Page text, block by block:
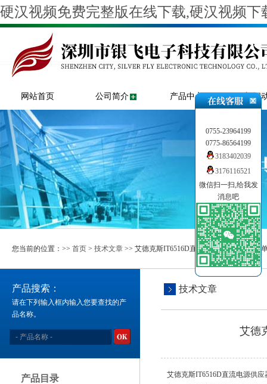
硬汉视频免费完整版在线下载,硬汉视频
网站首页 公司简介 产品中心 新闻
您当前的位置：>> 首页 > 技术文章 >> 艾德克斯IT6516D直流电源供应器系统菜
产品搜索：
请在下列输入框内输入您要查找的产
品名称。
产品目录
技术文章
艾德
艾德克斯IT6516D直流电源供应
0755-23964199
0775-86564199
3183402039
3176116521
微信扫一扫,给我发
消息吧